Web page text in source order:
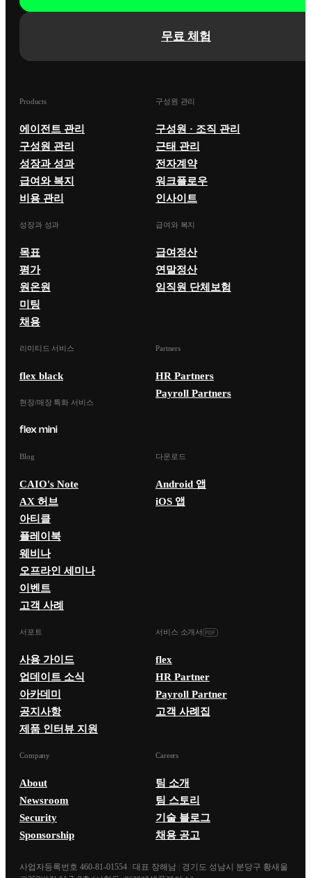
무료 체험
Products
에이전트 관리
구성원 관리
성장과 성과
급여와 복지
비용 관리
구성원 관리
구성원 · 조직 관리
근태 관리
전자계약
워크플로우
인사이트
성장과 성과
목표
평가
원온원
미팅
채용
급여와 복지
급여정산
연말정산
임직원 단체보험
리미티드 서비스
flex black
현장/매장 특화 서비스
Partners
HR Partners
Payroll Partners
Blog
CAIO's Note
AX 허브
아티클
플레이북
웨비나
오프라인 세미나
이벤트
고객 사례
다운로드
Android 앱
iOS 앱
서포트
사용 가이드
업데이트 소식
아카데미
공지사항
제품 인터뷰 지원
서비스 소개서
flex
HR Partner
Payroll Partner
고객 사례집
Company
About
Newsroom
Security
Sponsorship
Careers
팀 소개
팀 스토리
기술 블로그
채용 공고
사업자등록번호 460-81-01554 대표 장해남
경기도 성남시 분당구 황새울